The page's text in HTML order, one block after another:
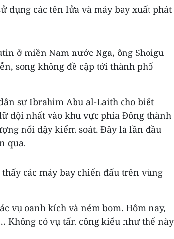
dụng các tên lửa và máy bay xuất phát
ở miền Nam nước Nga, ông Shoigu
song không đề cập tới thành phố
sự Ibrahim Abu al-Laith cho biết
dội nhất vào khu vực phía Đông thành
nổi dậy kiểm soát. Đây là lần đầu
qua.
các máy bay chiến đấu trên vùng
vụ oanh kích và ném bom. Hôm nay,
Không có vụ tấn công kiểu như thế này